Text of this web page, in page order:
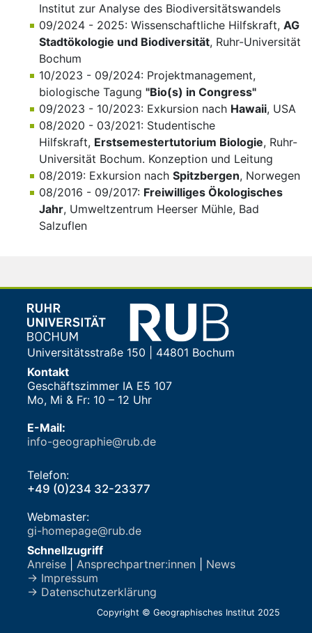
Institut zur Analyse des Biodiversitätswandels
09/2024 - 2025: Wissenschaftliche Hilfskraft, AG
Stadtökologie und Biodiversität, Ruhr-Universität
Bochum
10/2023 - 09/2024: Projektmanagement,
biologische Tagung "Bio(s) in Congress"
09/2023 - 10/2023: Exkursion nach Hawaii, USA
08/2020 - 03/2021: Studentische
Hilfskraft, Erstsemestertutorium Biologie, Ruhr-
Universität Bochum. Konzeption und Leitung
08/2019: Exkursion nach Spitzbergen, Norwegen
08/2016 - 09/2017: Freiwilliges Ökologisches
Jahr, Umweltzentrum Heerser Mühle, Bad
Salzuflen
Universitätsstraße 150 | 44801 Bochum
Kontakt
Geschäftszimmer IA E5 107
Mo, Mi & Fr: 10 – 12 Uhr
E-Mail:
info-geographie@rub.de
Telefon:
+49 (0)234 32-23377
Webmaster:
gi-homepage@rub.de
Schnellzugriff
Anreise
Ansprechpartner:innen
News
→ Impressum
→ Datenschutzerklärung
Copyright © Geographisches Institut 2025